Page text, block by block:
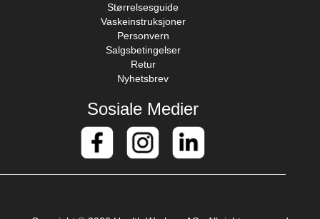
Størrelsesguide
Vaskeinstruksjoner
Personvern
Salgsbetingelser
Retur
Nyhetsbrev
Sosiale Medier